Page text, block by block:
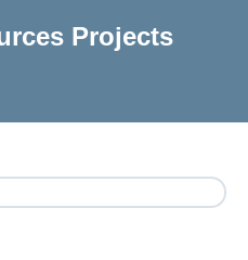
Projects